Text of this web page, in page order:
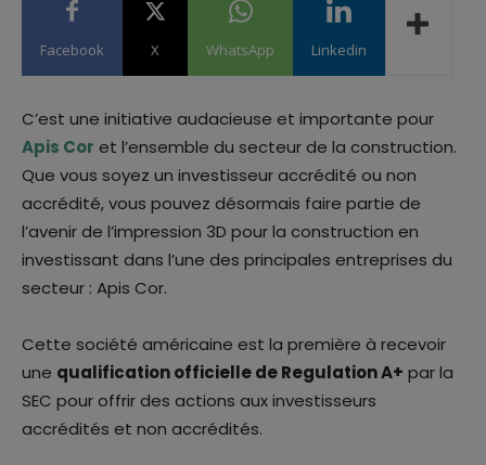
Facebook X WhatsApp Linkedin
C’est une initiative audacieuse et importante pour
Apis Cor et l’ensemble du secteur de la construction.
Que vous soyez un investisseur accrédité ou non
accrédité, vous pouvez désormais faire partie de
l’avenir de l’impression 3D pour la construction en
investissant dans l’une des principales entreprises du
secteur : Apis Cor.
Cette société américaine est la première à recevoir
une qualification officielle de Regulation A+ par la
SEC pour offrir des actions aux investisseurs
accrédités et non accrédités.